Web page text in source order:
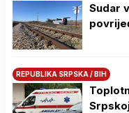
Sudar
REPUBLIKA SRPSKA / BIH